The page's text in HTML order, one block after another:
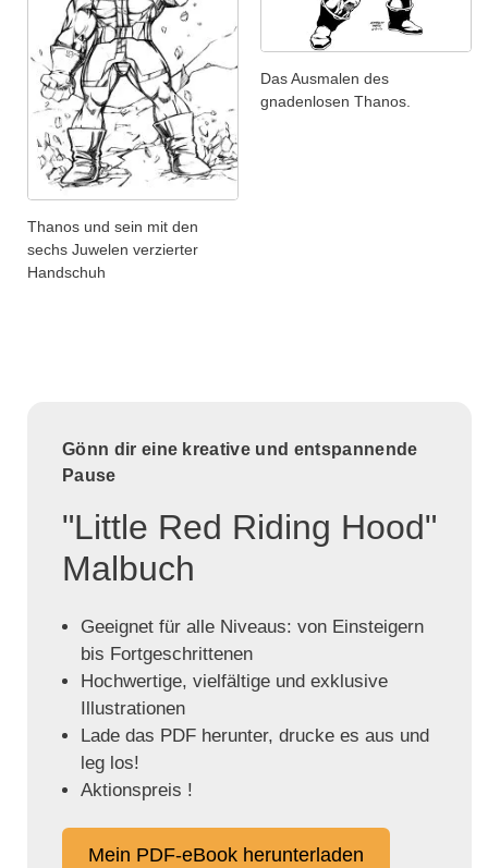
Thanos und sein mit den
sechs Juwelen verzierter
Handschuh
Das Ausmalen des
gnadenlosen Thanos.
Gönn dir eine kreative und entspannende
Pause
"Little Red Riding Hood"
Malbuch
Geeignet für alle Niveaus: von Einsteigern
bis Fortgeschrittenen
Hochwertige, vielfältige und exklusive
Illustrationen
Lade das PDF herunter, drucke es aus und
leg los!
Aktionspreis !
Mein PDF-eBook herunterladen